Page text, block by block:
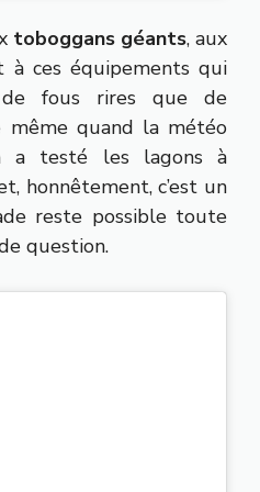
toboggans géants, aux
à ces équipements qui
fous rires que de
quand la météo
a testé les lagons à
honnêtement, c’est un
reste possible toute
question.